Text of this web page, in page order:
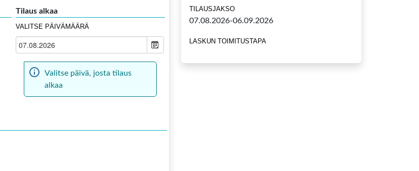
Tilaus alkaa
VALITSE PÄIVÄMÄÄRÄ
Valitse päivä, josta tilaus
alkaa
TILAUSJAKSO
07.08.2026-06.09.2026
LASKUN TOIMITUSTAPA